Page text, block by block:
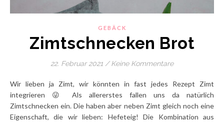
GEBÄCK
Zimtschnecken Brot
22. Februar 2021 / Keine Kommentare
Wir lieben ja Zimt, wir könnten in fast jedes Rezept Zimt
integrieren 😜 Als allererstes fallen uns da natürlich
Zimtschnecken ein. Die haben aber neben Zimt gleich noch eine
Eigenschaft, die wir lieben: Hefeteig! Die Kombination aus